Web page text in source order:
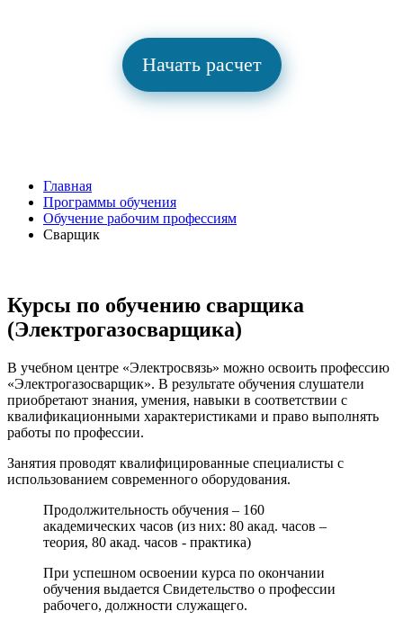
Начать расчет
Главная
Программы обучения
Обучение рабочим профессиям
Сварщик
Курсы по обучению cварщика
(Электрогазосварщика)
В учебном центре «Электросвязь» можно освоить профессию
«Электрогазосварщик». В результате обучения слушатели
приобретают знания, умения, навыки в соответствии с
квалификационными характеристиками и право выполнять
работы по профессии.
Занятия проводят квалифицированные специалисты с
использованием современного оборудования.
Продолжительность обучения – 160
академических часов (из них: 80 акад. часов –
теория, 80 акад. часов - практика)
При успешном освоении курса по окончании
обучения выдается Свидетельство о профессии
рабочего, должности служащего.